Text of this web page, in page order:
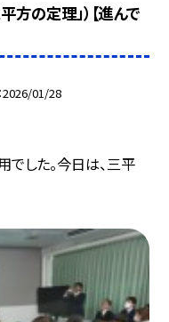
方の定理」）【進んで
2026/01/28
した。今日は、三平